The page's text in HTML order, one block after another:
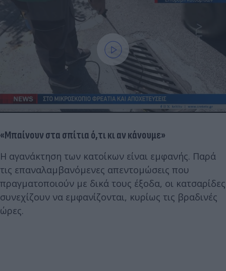
«Μπαίνουν στα σπίτια ό,τι κι αν κάνουμε»
Η αγανάκτηση των κατοίκων είναι εμφανής. Παρά
τις επαναλαμβανόμενες απεντομώσεις που
πραγματοποιούν με δικά τους έξοδα, οι κατσαρίδες
συνεχίζουν να εμφανίζονται, κυρίως τις βραδινές
ώρες.